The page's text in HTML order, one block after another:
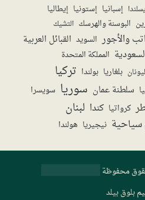
إسبانيا إستونيا إيطاليا
البوسنة والهرسك التشيك
والأجور السويد القبائل العربية
المملكة المتحدة
بلغاريا بولندا تركيا
سلطنة عمان سوريا سويسرا
كرواتيا كندا لبنان
سياحية نيجيريا هولندا
محفوظة
بلوق بيلد